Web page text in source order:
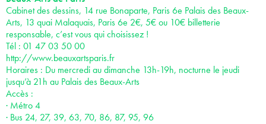
Cabinet des dessins, 14 rue Bonaparte, Paris 6e Palais des Beaux-
Arts, 13 quai Malaquais, Paris 6e 2€, 5€ ou 10€ billetterie
responsable, c’est vous qui choisissez !
Tél : 01 47 03 50 00
http://www.beauxartsparis.fr
Horaires : Du mercredi au dimanche 13h-19h, nocturne le jeudi
jusqu’à 21h au Palais des Beaux-Arts
Accès :
· Métro 4
· Bus 24, 27, 39, 63, 70, 86, 87, 95, 96